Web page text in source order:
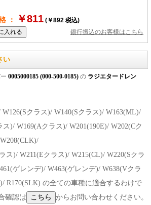
： ￥811 (￥892 税込)
銀行振込のお客様はこちら
い
0005000185 (000-500-0185) の ラジエタードレン
クラス)/ W140(Sクラス)/ W163(ML)/
)/ W169(Aクラス)/ W201(190E)/ W202(Cク
ス)/ W211(Eクラス)/ W215(CL)/ W220(Sクラ
ゲレンデ)/ W463(ゲレンデ)/ W638(Vクラ
R170(SLK) の全ての車種に適合するわけで
確認は
からお問い合わせください。